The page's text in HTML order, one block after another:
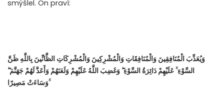
smýšlel. On praví:
وَيُعَذِّبَ الْمُنَافِقِينَ وَالْمُنَافِقَاتِ وَالْمُشْرِكِينَ وَالْمُشْرِكَاتِ الظَّانِّينَ بِاللَّهِ ظَنَّ
السَّوْءِ ۚ عَلَيْهِمْ دَائِرَةُ السَّوْءِ ۖ وَغَضِبَ اللَّهُ عَلَيْهِمْ وَلَعَنَهُمْ وَأَعَدَّ لَهُمْ جَهَنَّمَ ۖ
وَسَاءَتْ مَصِيرًا ۚ